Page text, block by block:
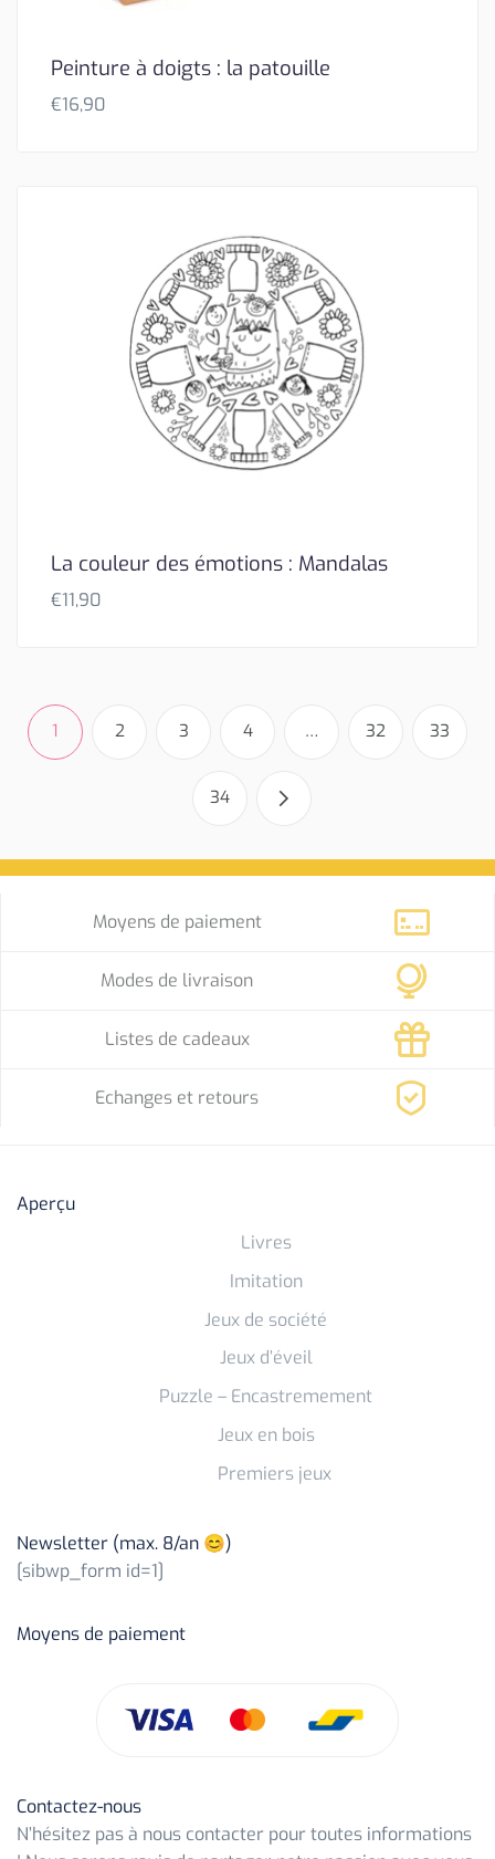
Peinture à doigts : la patouille
€16,90
La couleur des émotions : Mandalas
€11,90
1 2 3 4 … 32 33
34
Moyens de paiement
Modes de livraison
Listes de cadeaux
Echanges et retours
Aperçu
Livres
Imitation
Jeux de société
Jeux d’éveil
Puzzle – Encastremement
Jeux en bois
Premiers jeux
Newsletter (max. 8/an 😊)
[sibwp_form id=1]
Moyens de paiement
Contactez-nous
N’hésitez pas à nous contacter pour toutes informations